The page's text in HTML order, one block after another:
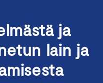
ja
lain ja